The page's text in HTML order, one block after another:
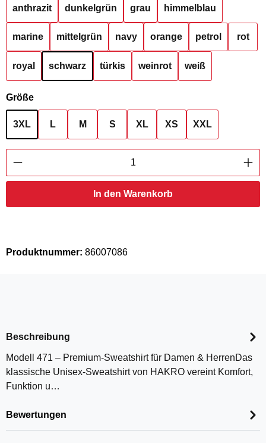
anthrazit dunkelgrün grau himmelblau
marine mittelgrün navy orange petrol rot
royal schwarz türkis weinrot weiß
Größeauswählen
3XL L M S XL XS XXL
Produkt Anzahl: Gib den gewünschten
In den Warenkorb
Produktnummer: 86007086
Beschreibung
Modell 471 – Premium-Sweatshirt für Damen & HerrenDas
klassische Unisex-Sweatshirt von HAKRO vereint Komfort,
Funktion u…
Bewertungen